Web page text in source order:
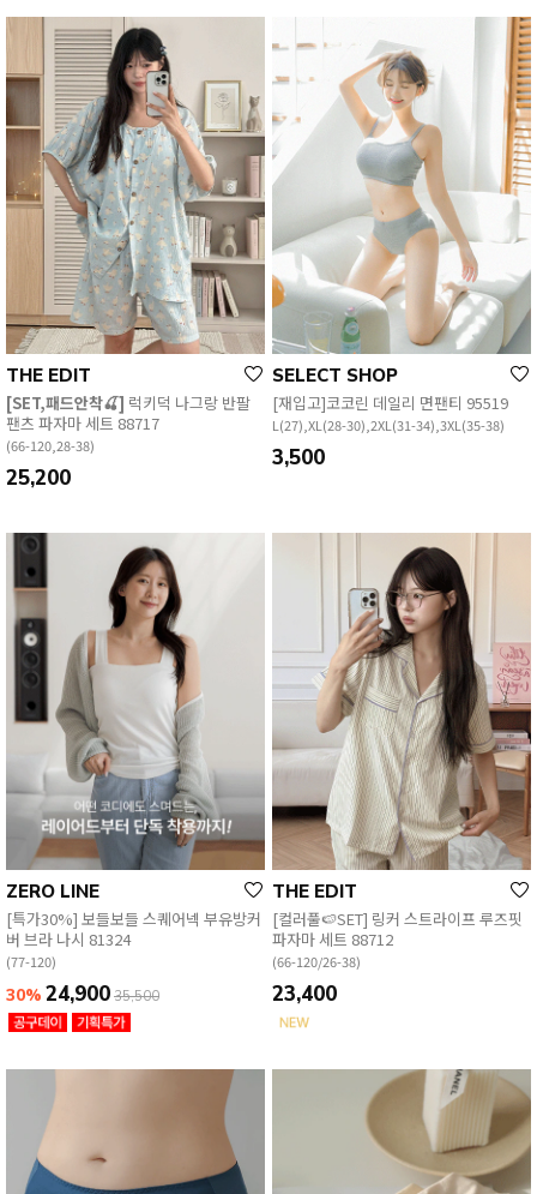
THE EDIT
[SET,패드안착🍒] 럭키덕 나그랑 반팔
팬츠 파자마 세트 88717
(66-120,28-38)
25,200
SELECT SHOP
[재입고]코코린 데일리 면팬티 95519
L(27),XL(28-30),2XL(31-34),3XL(35-38)
3,500
ZERO LINE
[특가30%] 보들보들 스퀘어넥 부유방커
버 브라 나시 81324
(77-120)
30% 24,900 35,500
THE EDIT
[컬러풀🍉SET] 링커 스트라이프 루즈핏
파자마 세트 88712
(66-120/26-38)
23,400